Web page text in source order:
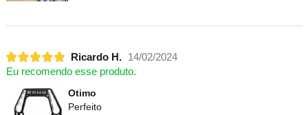
Ricardo H.
14/02/2024
Eu recomendo esse produto.
Otimo
Perfeito